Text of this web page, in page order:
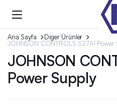
Ana Sayfa
Diger Ürünler
JOHNSON CONTROLS S27A1 Power
JOHNSON
Power Supply